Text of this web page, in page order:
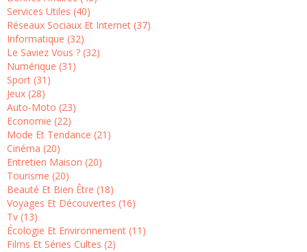
Services Utiles (40)
Réseaux Sociaux Et Internet (37)
Informatique (32)
Le Saviez Vous ? (32)
Numérique (31)
Sport (31)
Jeux (28)
Auto-Moto (23)
Economie (22)
Mode Et Tendance (21)
Cinéma (20)
Entretien Maison (20)
Tourisme (20)
Beauté Et Bien Être (18)
Voyages Et Découvertes (16)
Tv (13)
Écologie Et Environnement (11)
Films Et Séries Cultes (2)